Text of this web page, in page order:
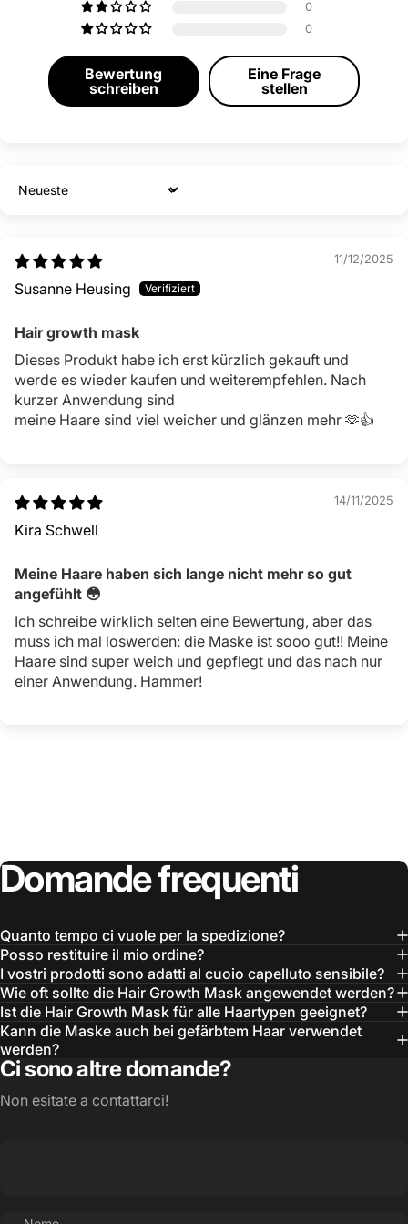
0
0
Bewertung
schreiben
Eine Frage
stellen
Sort by
11/12/2025
Susanne Heusing
Hair growth mask
Dieses Produkt habe ich erst kürzlich gekauft und
werde es wieder kaufen und weiterempfehlen. Nach
kurzer Anwendung sind
meine Haare sind viel weicher und glänzen mehr 🫶👍
14/11/2025
Kira Schwell
Meine Haare haben sich lange nicht mehr so gut
angefühlt 😳
Ich schreibe wirklich selten eine Bewertung, aber das
muss ich mal loswerden: die Maske ist sooo gut!! Meine
Haare sind super weich und gepflegt und das nach nur
einer Anwendung. Hammer!
Domandefrequenti
Quanto tempo ci vuole per la spedizione?
Posso restituire il mio ordine?
I vostri prodotti sono adatti al cuoio capelluto sensibile?
Wie oft sollte die Hair Growth Mask angewendet werden?
Ist die Hair Growth Mask für alle Haartypen geeignet?
Kann die Maske auch bei gefärbtem Haar verwendet
werden?
Ci sono altre domande?
Non esitate a contattarci!